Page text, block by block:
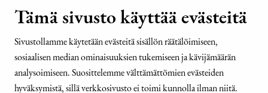
Tämä sivusto käyttää evästeitä
Sivustollamme käytetään evästeitä sisällön räätälöimiseen,
sosiaalisen median ominaisuuksien tukemiseen ja kävijämäärän
analysoimiseen. Suosittelemme välttämättömien evästeiden
hyväksymistä, sillä verkkosivusto ei toimi kunnolla ilman niitä.
Presidentti.fi-sivuston saavutettavuusseloste
Yhteystiedot